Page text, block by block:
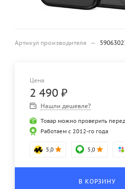
Артикул производителя —
Цена
2 490 ₽
Нашли дешевле?
Товар можно проверить
Работаем с 2012-го года
5,0 5,0
В КОРЗИНУ